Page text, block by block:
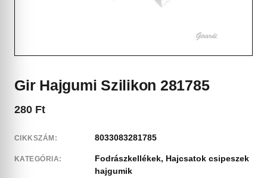
Gir Hajgumi Szilikon 281785
280 Ft
CIKKSZÁM: 8033083281785
KATEGÓRIA: Fodrászkellékek, Hajcsatok csipeszek
hajgumik